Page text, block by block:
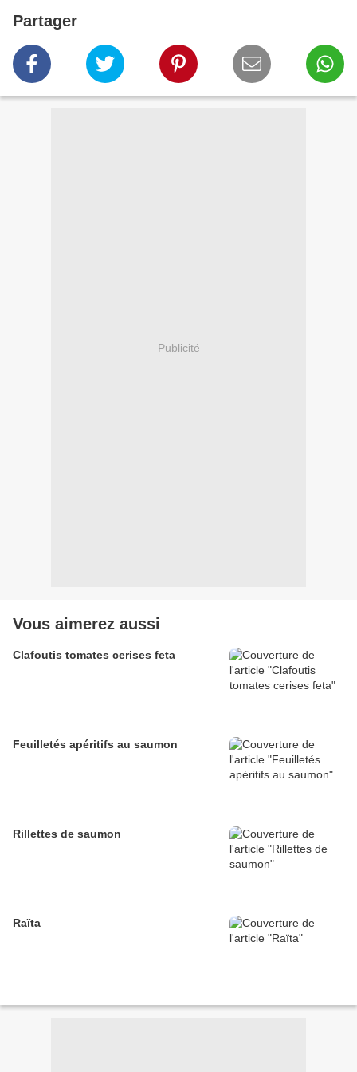
Partager
Publicité
Vous aimerez aussi
Clafoutis tomates cerises feta
Feuilletés apéritifs au saumon
Rillettes de saumon
Raïta